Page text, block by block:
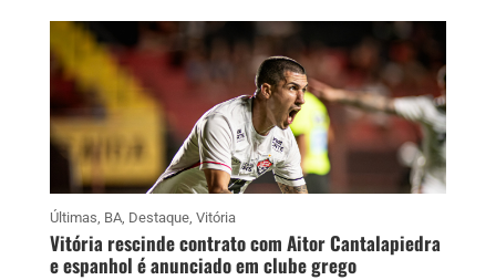
Últimas BA, Destaque, Vitória
Vitória rescinde contrato com Aitor Cantalapiedra
e espanhol é anunciado em clube grego